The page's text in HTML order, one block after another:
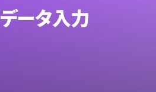
データ入力